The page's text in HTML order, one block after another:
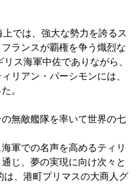
では、強大な勢力を誇るス
ランスが覇権を争う熾烈な
ス海軍中佐でありながら、
リアン・パーシモンには、
。
無敵艦隊を率いて世界の七
軍での名声を高めるティリ
じ、夢の実現に向け次々と
、港町プリマスの大商人グ